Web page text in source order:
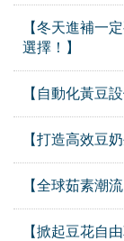
【冬天進補一
選擇！】
【自動化黃豆
【打造高效豆
【全球茹素潮
【掀起豆花自